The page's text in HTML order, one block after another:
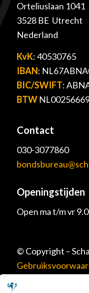
Orteliuslaan 1041
3528 BE Utrecht
Nederland
KvK: 40530765
IBAN:
BIC/SWIFT:
BTW
Contact
030-3077860
Openingstijden
Open ma t/m vr
© Copyright –